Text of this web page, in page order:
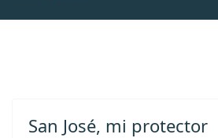
San José, mi protector